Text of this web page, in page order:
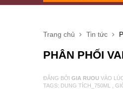
RƯỢU VANG CHILE
RƯỢU VANG Ý
Trang chủ Tin tức
PHÂN PHỐI
ĐĂNG BỞI GIA RUOU VÀO
TAGS: DUNG TÍCH_750ML